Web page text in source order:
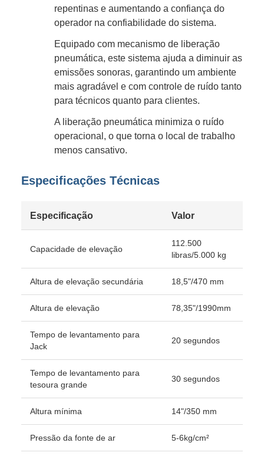
repentinas e aumentando a confiança do
operador na confiabilidade do sistema.
Equipado com mecanismo de liberação
pneumática, este sistema ajuda a diminuir as
emissões sonoras, garantindo um ambiente
mais agradável e com controle de ruído tanto
para técnicos quanto para clientes.
A liberação pneumática minimiza o ruído
operacional, o que torna o local de trabalho
menos cansativo.
Especificações Técnicas
Especificação Valor
Capacidade de elevação
112.500
libras/5.000 kg
Altura de elevação secundária 18,5"/470 mm
Altura de elevação 78,35"/1990mm
Tempo de levantamento para
Jack
20 segundos
Tempo de levantamento para
tesoura grande
30 segundos
Altura mínima 14"/350 mm
Pressão da fonte de ar 5-6kg/cm²